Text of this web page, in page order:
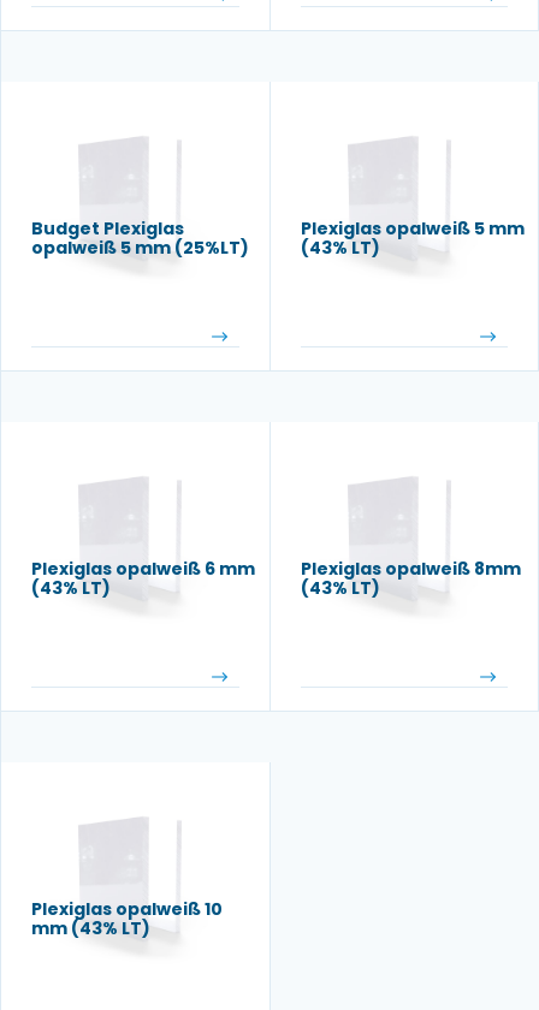
Budget Plexiglas
opalweiß 5 mm (25%LT)
Plexiglas opalweiß 5 mm
(43% LT)
Plexiglas opalweiß 6 mm
(43% LT)
Plexiglas opalweiß 8mm
(43% LT)
Plexiglas opalweiß 10
mm (43% LT)